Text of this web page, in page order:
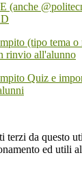
(tipo tema o
rinvio all'alunno
Quiz e
terzi da questo
ed utili